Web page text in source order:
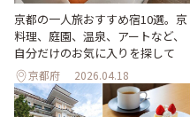
京都の一人旅おすすめ宿10選。京
料理、庭園、温泉、アートなど、
自分だけのお気に入りを探して
京都府 2026.04.18